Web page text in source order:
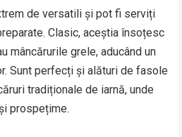
de versatili și pot fi serviți
Clasic, aceștia însoțesc
mâncărurile grele, aducând un
Sunt perfecți și alături de fasole
tradiționale de iarnă, unde
prospețime.